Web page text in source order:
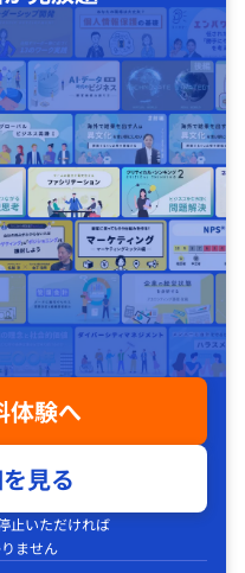
体験へ
見る
止いただければ
ません